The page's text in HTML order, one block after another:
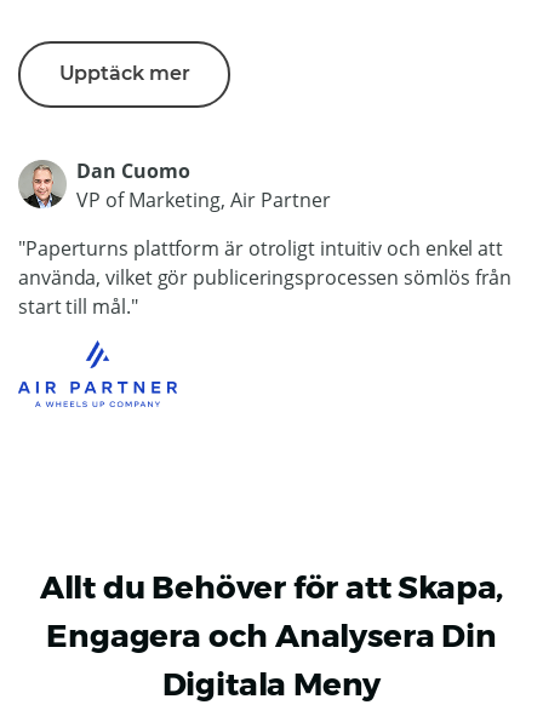
Upptäck mer
Dan Cuomo
VP of Marketing, Air Partner
"Paperturns plattform är otroligt intuitiv och enkel att
använda, vilket gör publiceringsprocessen sömlös från
start till mål."
Allt du Behöver för att Skapa,
Engagera och Analysera Din
Digitala Meny